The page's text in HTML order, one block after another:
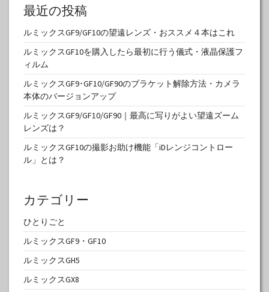
最近の投稿
ルミックスGF9/GF10の望遠レンズ・おススメ４本はこれ
ルミックスGF10を購入したら最初に行う儀式・液晶保護フ
ィルム
ルミックスGF9･GF10/GF90のブラケット解除方法・カメラ
本体のバージョンアップ
ルミックスGF9/GF10/GF90｜最高に写りがよい望遠ズーム
レンズは？
ルミックスGF10の撮影お助け機能「iDレンジコントロー
ル」とは？
カテゴリー
ひとりごと
ルミックスGF9・GF10
ルミックスGH5
ルミックスGX8